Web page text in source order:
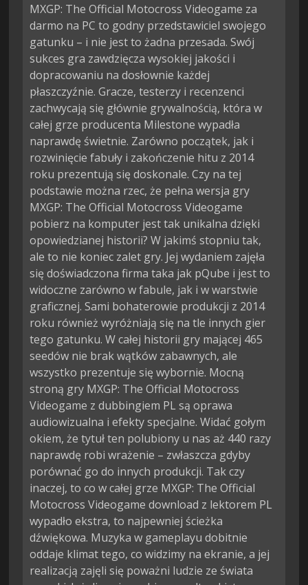
MXGP: The Official Motocross Videogame za
darmo na PC to godny przedstawiciel swojego
gatunku – i nie jest to żadna przesada. Swój
sukces gra zawdzięcza wysokiej jakości i
dopracowaniu na dosłownie każdej
płaszczyźnie. Gracze, testerzy i recenzenci
zachwycają się głównie grywalnością, która w
całej grze producenta Milestone wypadła
naprawdę świetnie. Zarówno początek, jak i
rozwinięcie fabuły i zakończenie hitu z 2014
roku prezentują się doskonale. Czy na tej
podstawie można rzec, że pełna wersja gry
MXGP: The Official Motocross Videogame
pobierz na komputer jest tak unikalna dzięki
opowiedzianej historii? W jakimś stopniu tak,
ale to nie koniec zalet gry. Jej wydaniem zajęła
się doświadczona firma taka jak pQube i jest to
widoczne zarówno w fabule, jak i w warstwie
graficznej. Sami bohaterowie produkcji z 2014
roku również wyróżniają się na tle innych gier
tego gatunku. W całej historii gry mającej 465
seedów nie brak wątków zabawnych, ale
wszystko prezentuje się wybornie. Mocną
stroną gry MXGP: The Official Motocross
Videogame z dubbingiem PL są oprawa
audiowizualna i efekty specjalne. Widać gołym
okiem, że tytuł ten polubiony u nas aż 440 razy
naprawdę robi wrażenie – zwłaszcza gdyby
porównać go do innych produkcji. Tak czy
inaczej, to co w całej grze MXGP: The Official
Motocross Videogame download z lektorem PL
wypadło ekstra, to najpewniej ścieżka
dźwiękowa. Muzyka w gameplayu dobitnie
oddaje klimat tego, co widzimy na ekranie, a jej
realizacją zajęli się poważni ludzie ze świata